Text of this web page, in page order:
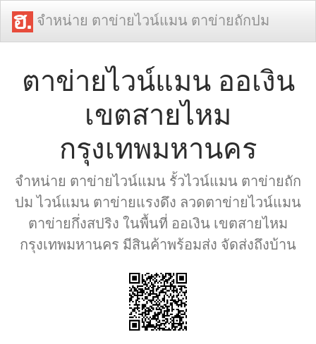
จำหน่าย ตาข่ายไวน์แมน ตาข่ายถักปม
ตาข่ายไวน์แมน ออเงิน
เขตสายไหม
กรุงเทพมหานคร
จำหน่าย ตาข่ายไวน์แมน รั้วไวน์แมน ตาข่ายถัก
ปม ไวน์แมน ตาข่ายแรงดึง ลวดตาข่ายไวน์แมน
ตาข่ายกึ่งสปริง ในพื้นที่ ออเงิน เขตสายไหม
กรุงเทพมหานคร มีสินค้าพร้อมส่ง จัดส่งถึงบ้าน